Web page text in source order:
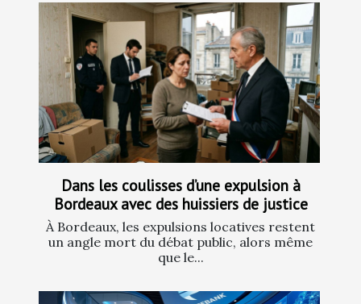
Dans les coulisses d’une expulsion à
Bordeaux avec des huissiers de justice
À Bordeaux, les expulsions locatives restent
un angle mort du débat public, alors même
que le...